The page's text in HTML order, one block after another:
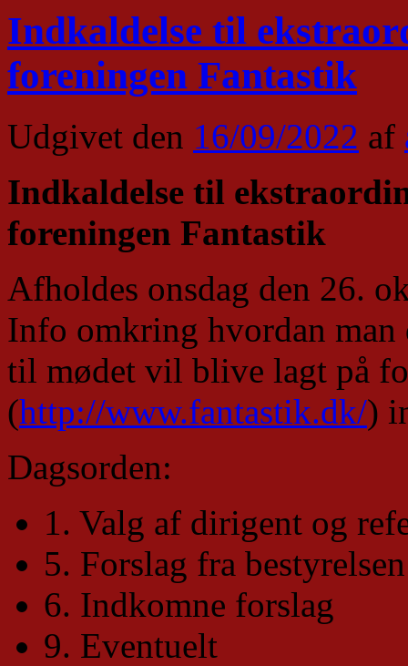
Indkaldelse til
foreningen Fantastik
Udgivet den 16/09/2022 af
Indkaldelse til
foreningen Fantastik
Afholdes onsdag den 26.
Info omkring hvordan
til mødet vil blive lagt på
(http://www.fantastik.dk/)
Dagsorden:
1. Valg af dirigent og
5. Forslag fra
6. Indkomne forslag
9. Eventuelt